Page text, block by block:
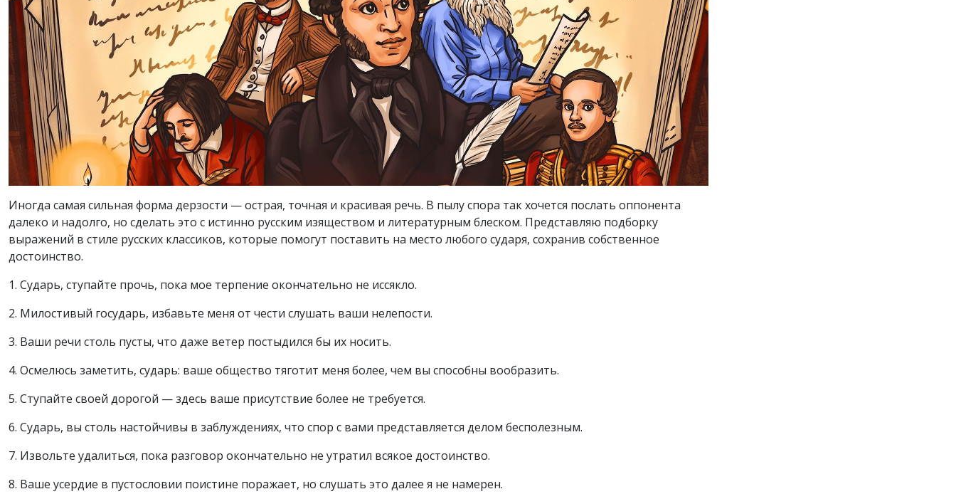
Иногда самая сильная форма дерзости — острая, точная и красивая речь. В пылу спора так хочется послать оппонента
далеко и надолго, но сделать это с истинно русским изяществом и литературным блеском. Представляю подборку
выражений в стиле русских классиков, которые помогут поставить на место любого сударя, сохранив собственное
достоинство.
1. Сударь, ступайте прочь, пока мое терпение окончательно не иссякло.
2. Милостивый государь, избавьте меня от чести слушать ваши нелепости.
3. Ваши речи столь пусты, что даже ветер постыдился бы их носить.
4. Осмелюсь заметить, сударь: ваше общество тяготит меня более, чем вы способны вообразить.
5. Ступайте своей дорогой — здесь ваше присутствие более не требуется.
6. Сударь, вы столь настойчивы в заблуждениях, что спор с вами представляется делом бесполезным.
7. Извольте удалиться, пока разговор окончательно не утратил всякое достоинство.
8. Ваше усердие в пустословии поистине поражает, но слушать это далее я не намерен.